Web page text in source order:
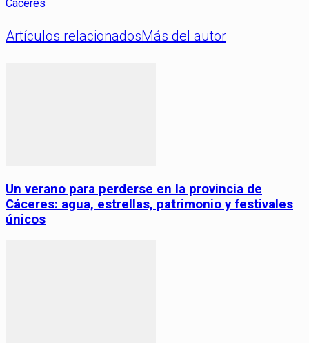
Cáceres
Artículos relacionadosMás del autor
Un verano para perderse en la provincia de
Cáceres: agua, estrellas, patrimonio y festivales
únicos